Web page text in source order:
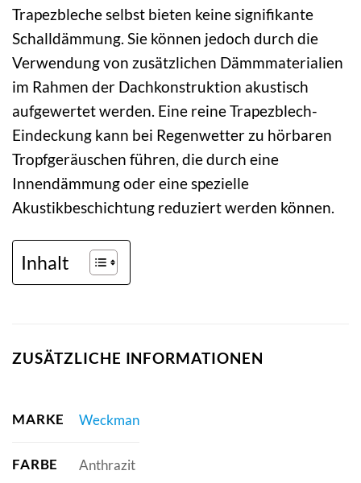
Trapezbleche selbst bieten keine signifikante
Schalldämmung. Sie können jedoch durch die
Verwendung von zusätzlichen Dämmmaterialien
im Rahmen der Dachkonstruktion akustisch
aufgewertet werden. Eine reine Trapezblech-
Eindeckung kann bei Regenwetter zu hörbaren
Tropfgeräuschen führen, die durch eine
Innendämmung oder eine spezielle
Akustikbeschichtung reduziert werden können.
Inhalt
ZUSÄTZLICHE INFORMATIONEN
MARKE Weckman
FARBE Anthrazit